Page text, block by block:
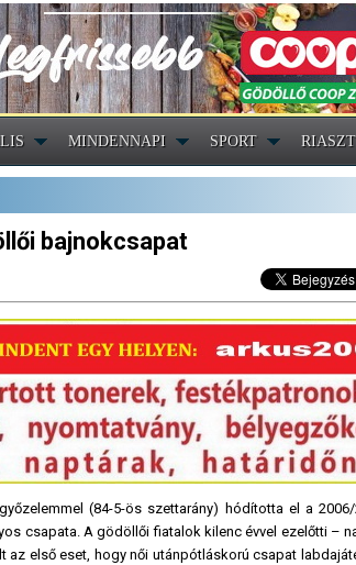
MINDENNAPI SPORT
bajnokcsapat
(84-5-ös szettarány) hódította el a
csapata. A gödöllői fiatalok kilenc évvel ezelőtti –
az első eset, hogy női utánpótláskorú csapat